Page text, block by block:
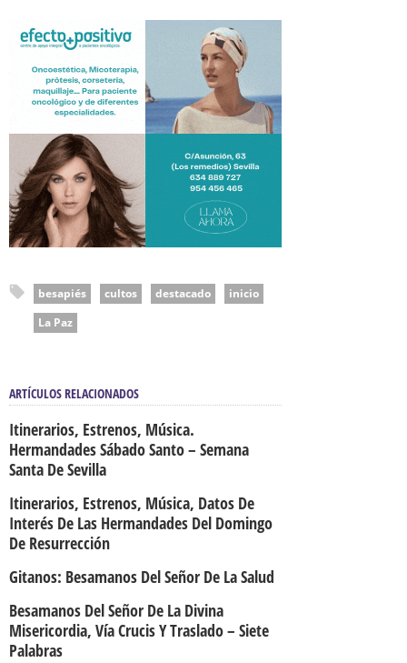
besapiés cultos destacado
inicio
La Paz
ARTÍCULOS RELACIONADOS
Itinerarios, Estrenos, Música.
Hermandades Sábado Santo – Semana
Santa De Sevilla
Itinerarios, Estrenos, Música, Datos De
Interés De Las Hermandades Del Domingo
De Resurrección
Gitanos: Besamanos Del Señor De La Salud
Besamanos Del Señor De La Divina
Misericordia, Vía Crucis Y Traslado – Siete
Palabras